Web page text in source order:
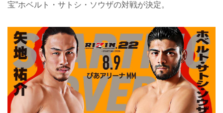
宝”ホベルト・サトシ・ソウザの対戦が決定。